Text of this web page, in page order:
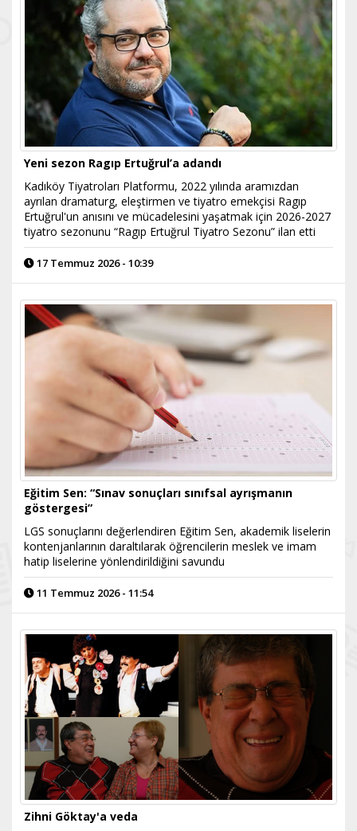
Yeni sezon Ragıp Ertuğrul’a adandı
Kadıköy Tiyatroları Platformu, 2022 yılında aramızdan
ayrılan dramaturg, eleştirmen ve tiyatro emekçisi Ragıp
Ertuğrul'un anısını ve mücadelesini yaşatmak için 2026-2027
tiyatro sezonunu “Ragıp Ertuğrul Tiyatro Sezonu” ilan etti
17 Temmuz 2026 - 10:39
Eğitim Sen: “Sınav sonuçları sınıfsal ayrışmanın
göstergesi”
LGS sonuçlarını değerlendiren Eğitim Sen, akademik liselerin
kontenjanlarının daraltılarak öğrencilerin meslek ve imam
hatip liselerine yönlendirildiğini savundu
11 Temmuz 2026 - 11:54
Zihni Göktay'a veda